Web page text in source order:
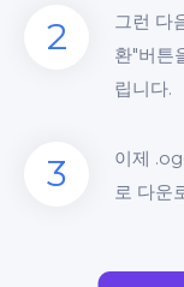
2
그런 다
환"버튼
립니다.
3
이제
로 다운